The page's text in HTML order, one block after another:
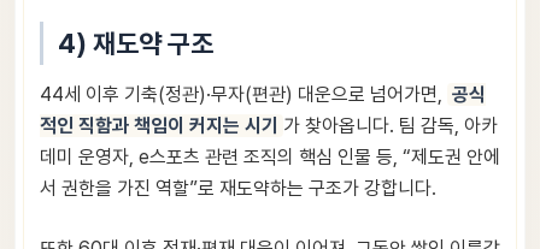
4) 재도약 구조
44세 이후 기축(정관)·무자(편관) 대운으로 넘어가면, 공식
적인 직함과 책임이 커지는 시기 가 찾아옵니다. 팀 감독, 아카
데미 운영자, e스포츠 관련 조직의 핵심 인물 등, “제도권 안에
서 권한을 가진 역할”로 재도약하는 구조가 강합니다.